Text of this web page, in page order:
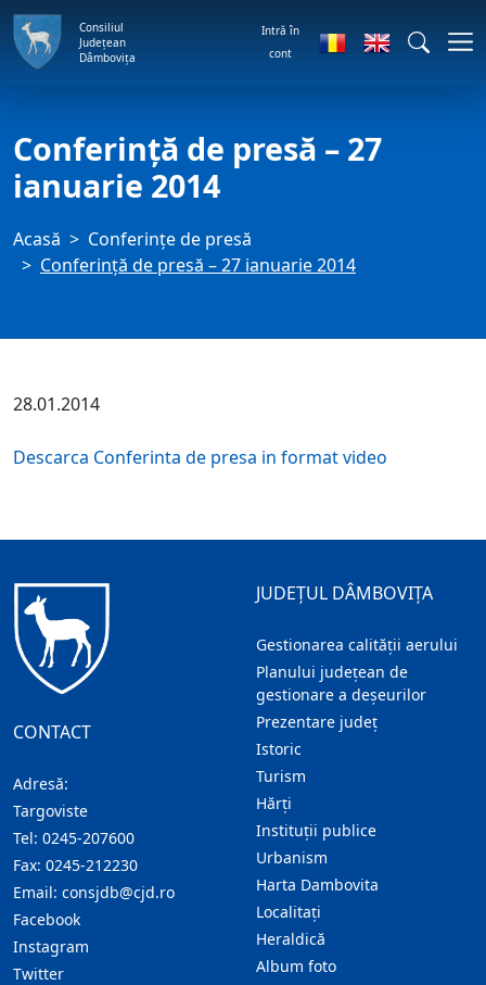
Consiliul
Județean
Dâmbovița
Intră în
cont
Conferință de presă – 27
ianuarie 2014
Acasă
Conferințe de presă
Conferință de presă – 27 ianuarie 2014
28.01.2014
Descarca Conferinta de presa in format video
CONTACT
Adresă:
Targoviste
Tel: 0245-207600
Fax: 0245-212230
Email: consjdb@cjd.ro
Facebook
Instagram
Twitter
JUDEȚUL DÂMBOVIȚA
Gestionarea calității aerului
Planului județean de
gestionare a deșeurilor
Prezentare judeţ
Istoric
Turism
Hărţi
Instituţii publice
Urbanism
Harta Dambovita
Localitaţi
Heraldică
Album foto